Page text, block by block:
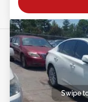
Swipe